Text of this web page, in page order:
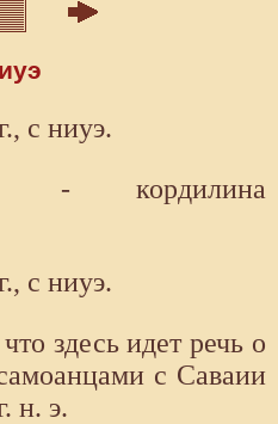
с ниуэ.
- кордилина
с ниуэ.
здесь идет речь о
с Саваии
н. э.